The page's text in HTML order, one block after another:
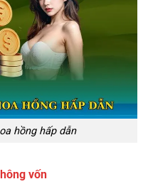
hồng hấp dẫn
vốn